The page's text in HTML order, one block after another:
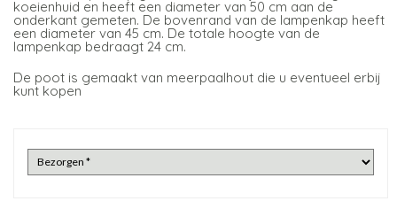
koeienhuid en heeft een diameter van 50 cm aan de
onderkant gemeten. De bovenrand van de lampenkap heeft
een diameter van 45 cm. De totale hoogte van de
lampenkap bedraagt 24 cm.
De poot is gemaakt van meerpaalhout die u eventueel erbij
kunt kopen